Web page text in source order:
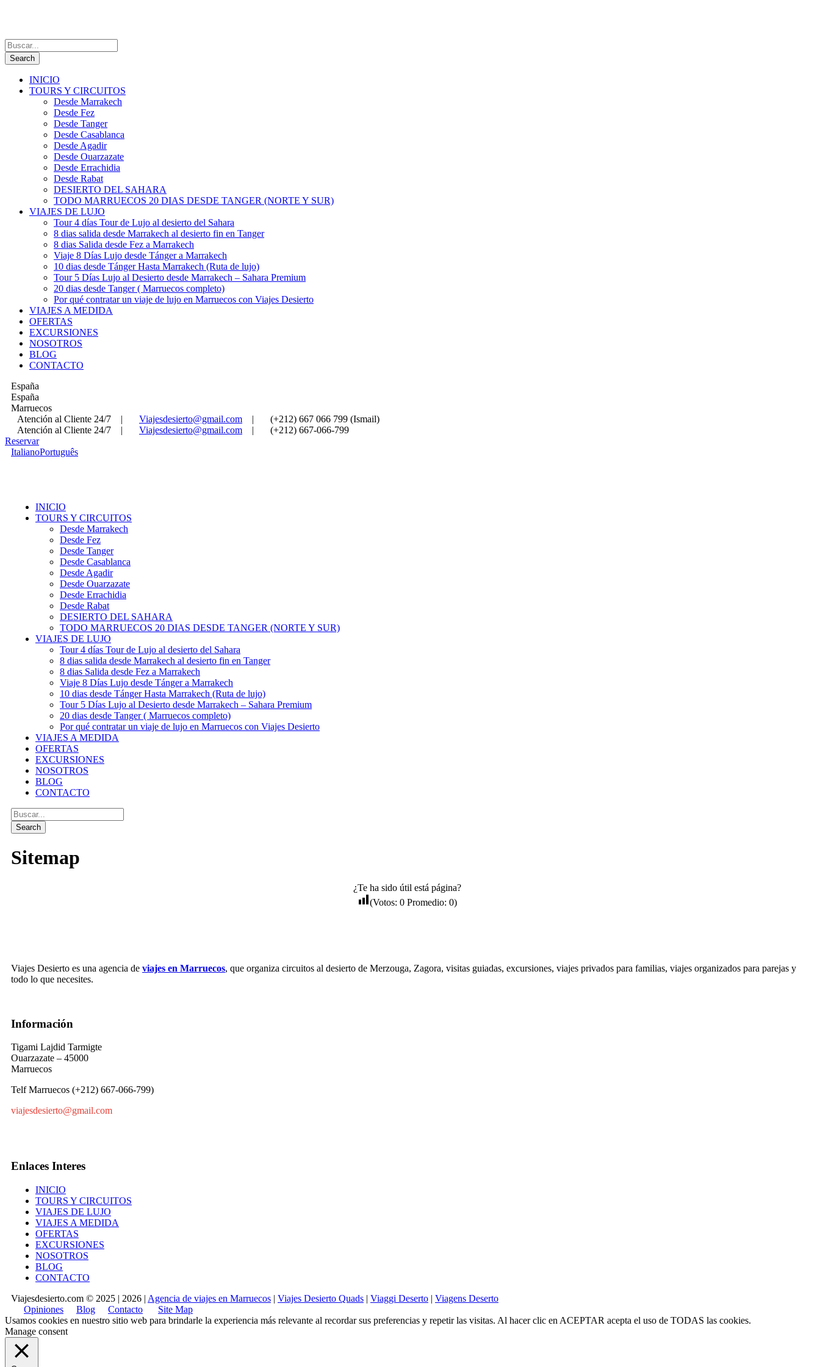
INICIO
TOURS Y CIRCUITOS
Desde Marrakech
Desde Fez
Desde Tanger
Desde Casablanca
Desde Agadir
Desde Ouarzazate
Desde Errachidia
Desde Rabat
DESIERTO DEL SAHARA
TODO MARRUECOS 20 DIAS DESDE TANGER (NORTE Y SUR)
VIAJES DE LUJO
Tour 4 días Tour de Lujo al desierto del Sahara
8 dias salida desde Marrakech al desierto fin en Tanger
8 dias Salida desde Fez a Marrakech
Viaje 8 Días Lujo desde Tánger a Marrakech
10 dias desde Tánger Hasta Marrakech (Ruta de lujo)
Tour 5 Días Lujo al Desierto desde Marrakech – Sahara Premium
20 dias desde Tanger ( Marruecos completo)
Por qué contratar un viaje de lujo en Marruecos con Viajes Desierto
VIAJES A MEDIDA
OFERTAS
EXCURSIONES
NOSOTROS
BLOG
CONTACTO
España
España
Marruecos
Atención al Cliente 24/7
| Viajesdesierto@gmail.com |
(+212) 667 066 799 (Ismail)
Atención al Cliente 24/7
| Viajesdesierto@gmail.com |
(+212) 667-066-799
Reservar
ItalianoPortuguês
INICIO
TOURS Y CIRCUITOS
Desde Marrakech
Desde Fez
Desde Tanger
Desde Casablanca
Desde Agadir
Desde Ouarzazate
Desde Errachidia
Desde Rabat
DESIERTO DEL SAHARA
TODO MARRUECOS 20 DIAS DESDE TANGER (NORTE Y SUR)
VIAJES DE LUJO
Tour 4 días Tour de Lujo al desierto del Sahara
8 dias salida desde Marrakech al desierto fin en Tanger
8 dias Salida desde Fez a Marrakech
Viaje 8 Días Lujo desde Tánger a Marrakech
10 dias desde Tánger Hasta Marrakech (Ruta de lujo)
Tour 5 Días Lujo al Desierto desde Marrakech – Sahara Premium
20 dias desde Tanger ( Marruecos completo)
Por qué contratar un viaje de lujo en Marruecos con Viajes Desierto
VIAJES A MEDIDA
OFERTAS
EXCURSIONES
NOSOTROS
BLOG
CONTACTO
Sitemap
¿Te ha sido útil está página?
(Votos: 0Promedio: 0)
Viajes Desierto es una agencia de viajes en Marruecos, que organiza circuitos al desierto de Merzouga, Zagora, visitas guiadas, excursiones, viajes privados para familias, viajes organizados para parejas y
todo lo que necesites.
Información
Tigami Lajdid Tarmigte
Ouarzazate – 45000
Marruecos
Telf Marruecos (+212) 667-066-799)
viajesdesierto@gmail.com
Enlaces Interes
INICIO
TOURS Y CIRCUITOS
VIAJES DE LUJO
VIAJES A MEDIDA
OFERTAS
EXCURSIONES
NOSOTROS
BLOG
CONTACTO
Viajesdesierto.com © 2025 | 2026 | Agencia de viajes en Marruecos | Viajes Desierto Quads | Viaggi Deserto | Viagens Deserto
Opiniones
Blog Contacto
Site Map
Usamos cookies en nuestro sitio web para brindarle la experiencia más relevante al recordar sus preferencias y repetir las visitas. Al hacer clic en ACEPTAR acepta el uso de TODAS las cookies.
Manage consent